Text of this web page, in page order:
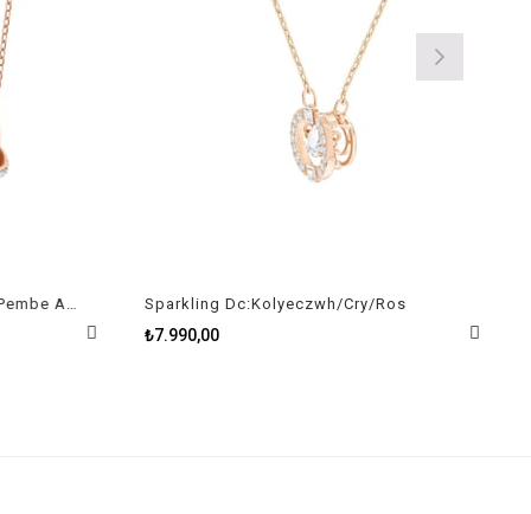
Further İç İçe Geçmiş Halkalı Pembe Altın Kaplama Kolye Sparkling Dc:Kolyeczwh/Cry/Ros
₺7.990,00